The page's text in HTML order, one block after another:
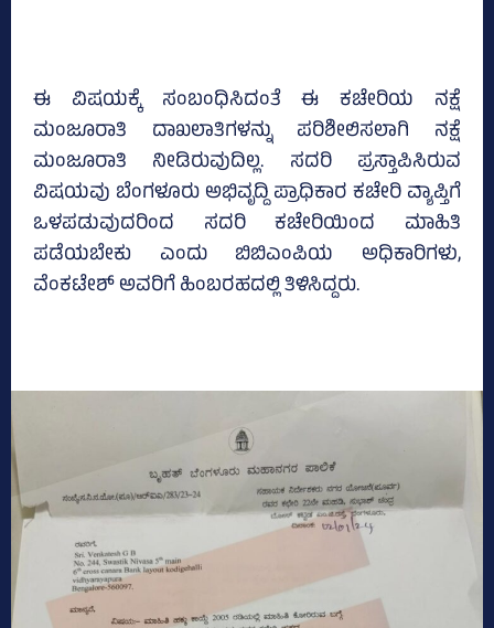
ಈ ವಿಷಯಕ್ಕೆ ಸಂಬಂಧಿಸಿದಂತೆ ಈ ಕಚೇರಿಯ ನಕ್ಷೆ
ಮಂಜೂರಾತಿ ದಾಖಲಾತಿಗಳನ್ನು ಪರಿಶೀಲಿಸಲಾಗಿ ನಕ್ಷೆ
ಮಂಜೂರಾತಿ ನೀಡಿರುವುದಿಲ್ಲ. ಸದರಿ ಪ್ರಸ್ತಾಪಿಸಿರುವ
ವಿಷಯವು ಬೆಂಗಳೂರು ಅಭಿವೃದ್ದಿ ಪ್ರಾಧಿಕಾರ ಕಚೇರಿ ವ್ಯಾಪ್ತಿಗೆ
ಒಳಪಡುವುದರಿಂದ ಸದರಿ ಕಚೇರಿಯಿಂದ ಮಾಹಿತಿ
ಪಡೆಯಬೇಕು ಎಂದು ಬಿಬಿಎಂಪಿಯ ಅಧಿಕಾರಿಗಳು,
ವೆಂಕಟೇಶ್‌ ಅವರಿಗೆ ಹಿಂಬರಹದಲ್ಲಿ ತಿಳಿಸಿದ್ದರು.